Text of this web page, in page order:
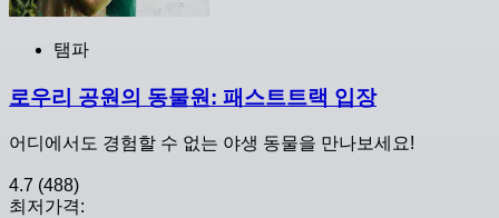
탬파
로우리 공원의 동물원: 패스트트랙 입장
어디에서도 경험할 수 없는 야생 동물을 만나보세요!
4.7 (488)
최저가격: